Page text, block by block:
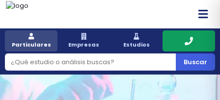
Particulares Empresas Estudios
Buscar